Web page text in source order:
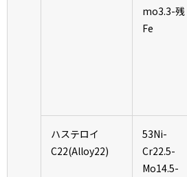
mo3.3-残
Fe
ハステロイ
C22(Alloy22)
53Ni-
Cr22.5-
Mo14.5-